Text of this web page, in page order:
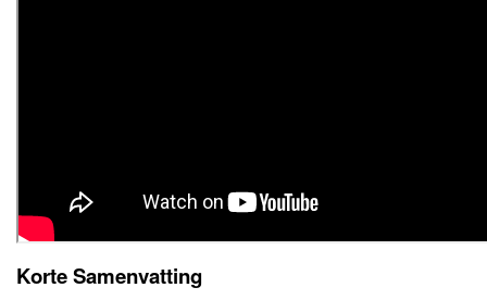
Korte Samenvatting